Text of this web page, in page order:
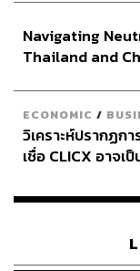
Navigating
Thailand and
ECONOMIC /
วิเคราะห์ปรากฏ
เชื่อ CLICX อาจเ
เรือนไทยที่ถูกซุกไว้